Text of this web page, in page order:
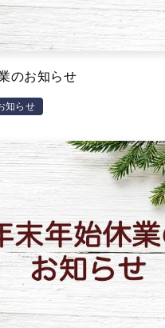
のお知らせ
知らせ